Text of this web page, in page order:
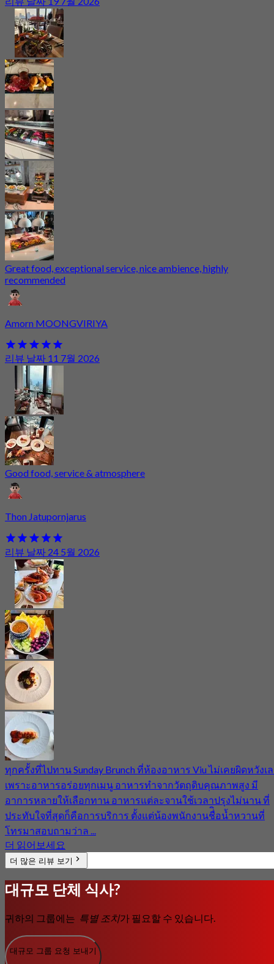
Great food, exceptional service, nice ambience, highly
recommended
Amorn MOONGVIRIYA
리뷰 날짜 11 7월 2026
Good food, service & atmosphere
Thon Jatupornjarus
리뷰 날짜 24 5월 2026
ทุกครั้งที่ไปทาน Sunday Brunch ที่ห้องอาหาร Viu ไม่เคยผิดหวังเ
เพราะอาหารอร่อยทุกเมนู อาหารทำจากวัตถุดิบคุณภาพสูง มี
อาการหลายให้เลือกทาน อาหารแต่ละจานใช้เวลาปรุงไม่นาน ที่
ประทับใจที่สุดก็คือการบริการ ตั้งแต่น้องพนักงานชื่ิอน้ำหวานที่
โทรมาสอบถามว่าล ...
더 읽어보세요
더 많은 리뷰 보기
대규모 단체 식사?
귀하의 그룹에는 특별 조치가 필요할 수 있습니다.
대규모 그룹 요청 보내기